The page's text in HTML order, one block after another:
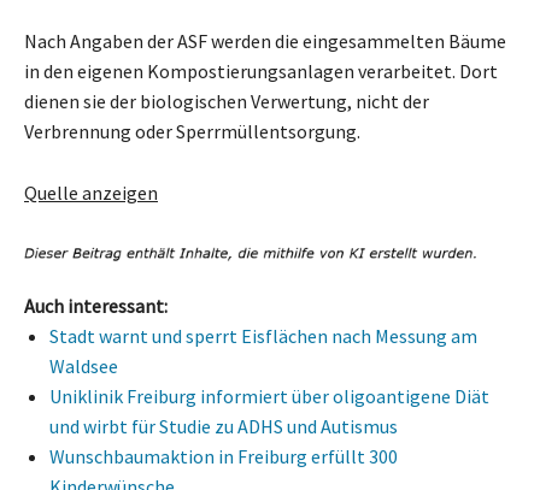
Nach Angaben der ASF werden die eingesammelten Bäume
in den eigenen Kompostierungsanlagen verarbeitet. Dort
dienen sie der biologischen Verwertung, nicht der
Verbrennung oder Sperrmüllentsorgung.
Quelle anzeigen
Auch interessant:
Stadt warnt und sperrt Eisflächen nach Messung am
Waldsee
Uniklinik Freiburg informiert über oligoantigene Diät
und wirbt für Studie zu ADHS und Autismus
Wunschbaumaktion in Freiburg erfüllt 300